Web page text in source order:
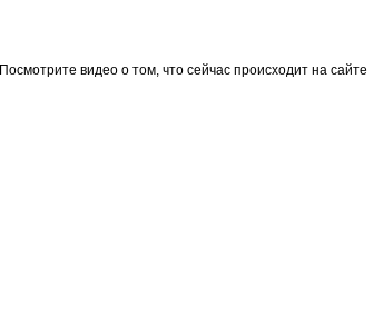
Посмотрите видео о том, что сейчас происходит на сайте